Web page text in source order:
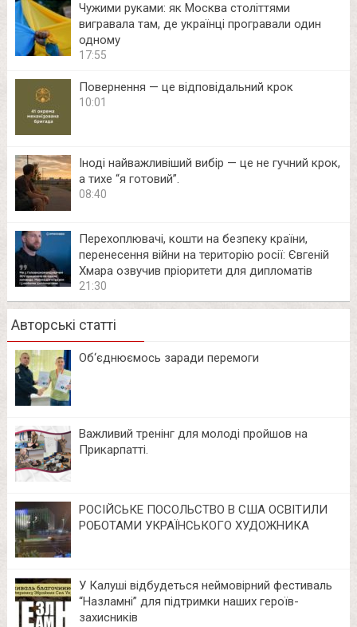
Чужими руками: як Москва століттями
вигравала там, де українці програвали один
одному
17:55
Повернення — це відповідальний крок
10:01
Іноді найважливіший вибір — це не гучний крок,
а тихе “я готовий”.
08:40
Перехоплювачі, кошти на безпеку країни,
перенесення війни на територію росії: Євгеній
Хмара озвучив пріоритети для дипломатів
21:30
Авторські статті
Об‘єднюємось заради перемоги
Важливий тренінг для молоді пройшов на
Прикарпатті.
РОСІЙСЬКЕ ПОСОЛЬСТВО В США ОСВІТИЛИ
РОБОТАМИ УКРАЇНСЬКОГО ХУДОЖНИКА
У Калуші відбудеться неймовірний фестиваль
“Назламні” для підтримки наших героїв-
захисників